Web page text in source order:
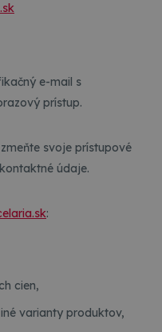
e-mail s
prístup.
svoje prístupové
údaje.
:
cien,
varianty produktov,